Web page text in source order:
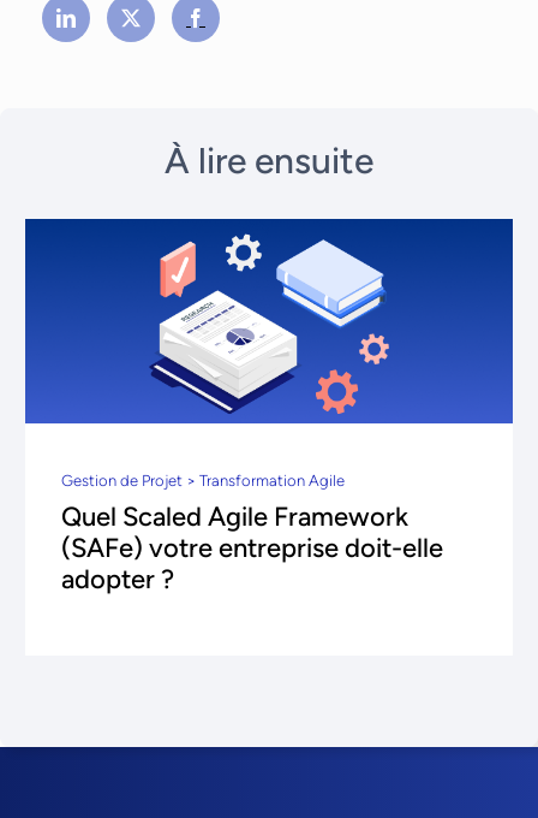
À lire ensuite
Gestion de Projet > Transformation Agile
Quel Scaled Agile Framework
(SAFe) votre entreprise doit-elle
adopter ?